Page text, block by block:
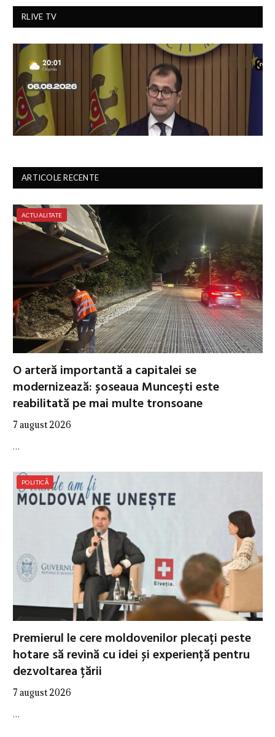
RLIVE TV
ARTICOLE RECENTE
ACTUALITATE
O arteră importantă a capitalei se
modernizează: șoseaua Muncești este
reabilitată pe mai multe tronsoane
7 august 2026
…
POLITICĂ
Premierul le cere moldovenilor plecați peste
hotare să revină cu idei și experiență pentru
dezvoltarea țării
7 august 2026
…